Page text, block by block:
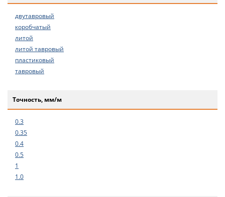
двутавровый
коробчатый
литой
литой тавровый
пластиковый
тавровый
Точность, мм/м
0.3
0.35
0.4
0.5
1
1.0